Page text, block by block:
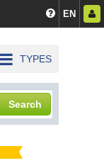
EN
TYPES
Search